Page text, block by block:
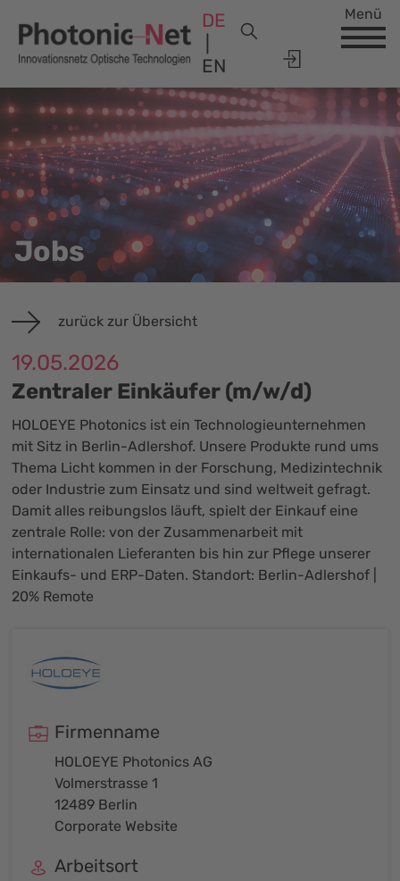
DE
EN
Menü
Jobs
zurück zur Übersicht
19.05.2026
Zentraler Einkäufer (m/w/d)
HOLOEYE Photonics ist ein Technologieunternehmen
mit Sitz in Berlin-Adlershof. Unsere Produkte rund ums
Thema Licht kommen in der Forschung, Medizintechnik
oder Industrie zum Einsatz und sind weltweit gefragt.
Damit alles reibungslos läuft, spielt der Einkauf eine
zentrale Rolle: von der Zusammenarbeit mit
internationalen Lieferanten bis hin zur Pflege unserer
Einkaufs- und ERP-Daten. Standort: Berlin-Adlershof |
20% Remote
Firmenname
HOLOEYE Photonics AG
Volmerstrasse 1
12489 Berlin
Corporate Website
Arbeitsort